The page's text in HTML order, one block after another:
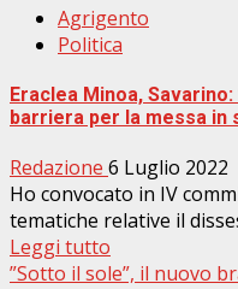
Agrigento
Politica
Eraclea Minoa,
barriera per la messa in
Redazione 6 Luglio 2022
Ho convocato in IV
tematiche relative il
Leggi tutto
”Sotto il sole”, il nuovo